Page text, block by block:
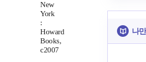
New
York
:
Howard
Books,
c2007
나